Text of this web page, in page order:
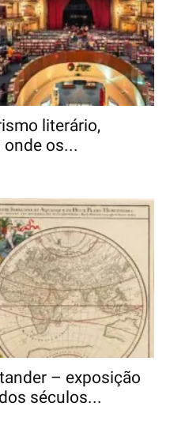
literário,
os...
– exposição
séculos...